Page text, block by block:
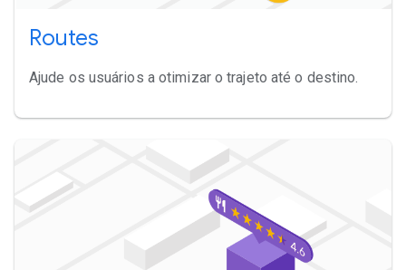
Routes
Ajude os usuários a otimizar o trajeto até o destino.